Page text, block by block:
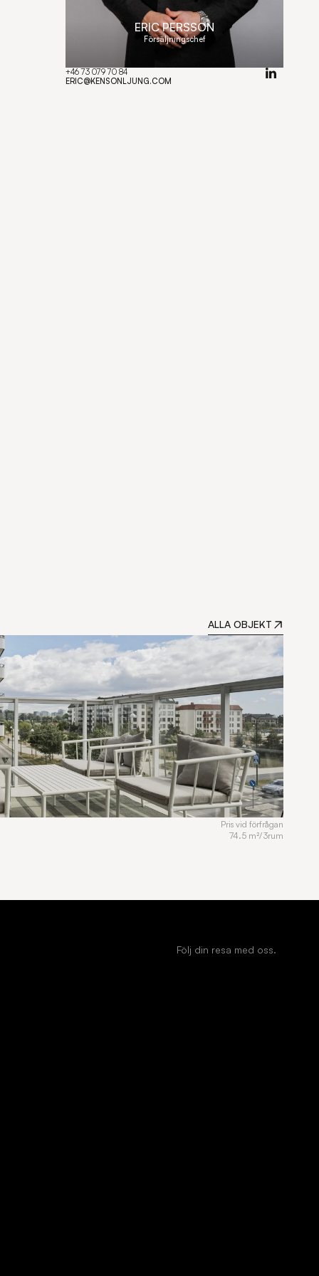
ERIC PERSSON
Försäljningschef
+46 73 079 70 84
Copy component
ERIC@KENSONLJUNG.COM
ALLA OBJEKT
Pris vid förfrågan
74.5 m²/3rum
Följ din resa med oss.